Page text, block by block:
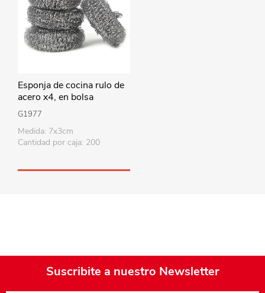
Esponja de cocina rulo de
acero x4, en bolsa
G1977
Medida: 7x3cm
Cantidad por caja: 200
Suscribite a nuestro Newsletter